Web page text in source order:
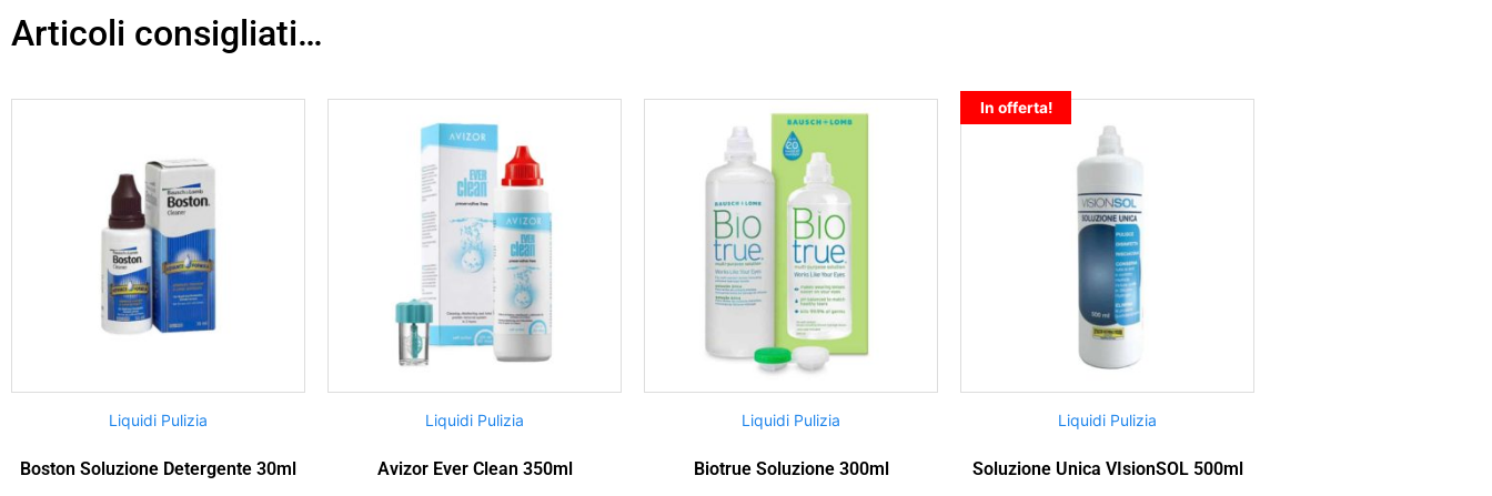
Articoli consigliati…
Liquidi Pulizia
Boston Soluzione Detergente 30ml
Liquidi Pulizia
Avizor Ever Clean 350ml
Liquidi Pulizia
Biotrue Soluzione 300ml
In offerta!
Liquidi Pulizia
Soluzione Unica VIsionSOL 500ml